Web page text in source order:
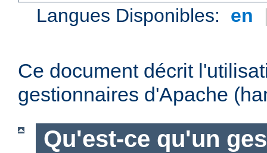
Langues Disponibles: en
Ce document décrit
gestionnaires d'Apache
Qu'est-ce qu'un